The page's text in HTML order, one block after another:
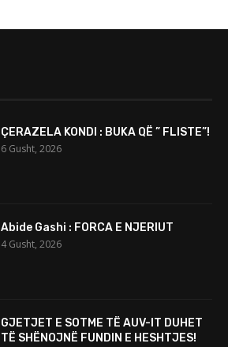
ÇERAZELA KONDI : BUKA QË ” FLISTE”!
6 Gusht, 2026
Abide Gashi : FORCA E NJERIUT
4 Gusht, 2026
GJETJET E SOTME TË AUV-IT DUHET
TË SHËNOJNË FUNDIN E HESHTJES!